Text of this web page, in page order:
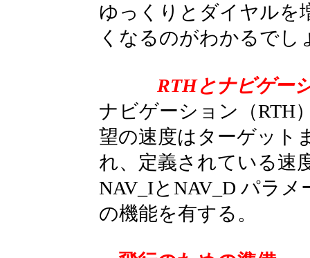
ゆっくりとダイヤルを
くなるのがわかるでし
RTHとナビゲー
ナビゲーション（RTH
望の速度はターゲット
れ、定義されている速
NAV_IとNAV_D パラメ
の機能を有する。